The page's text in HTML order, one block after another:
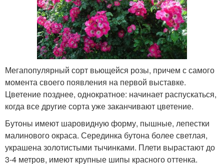
Мегапопулярный сорт вьющейся розы, причем с самого
момента своего появления на первой выставке.
Цветение позднее, однократное: начинает распускаться,
когда все другие сорта уже заканчивают цветение.
Бутоны имеют шаровидную форму, пышные, лепестки
малинового окраса. Серединка бутона более светлая,
украшена золотистыми тычинками. Плети вырастают до
3-4 метров, имеют крупные шипы красного оттенка.